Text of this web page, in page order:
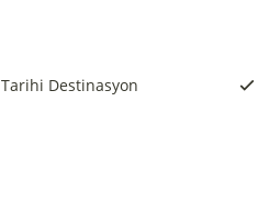
Tarihi Destinasyon